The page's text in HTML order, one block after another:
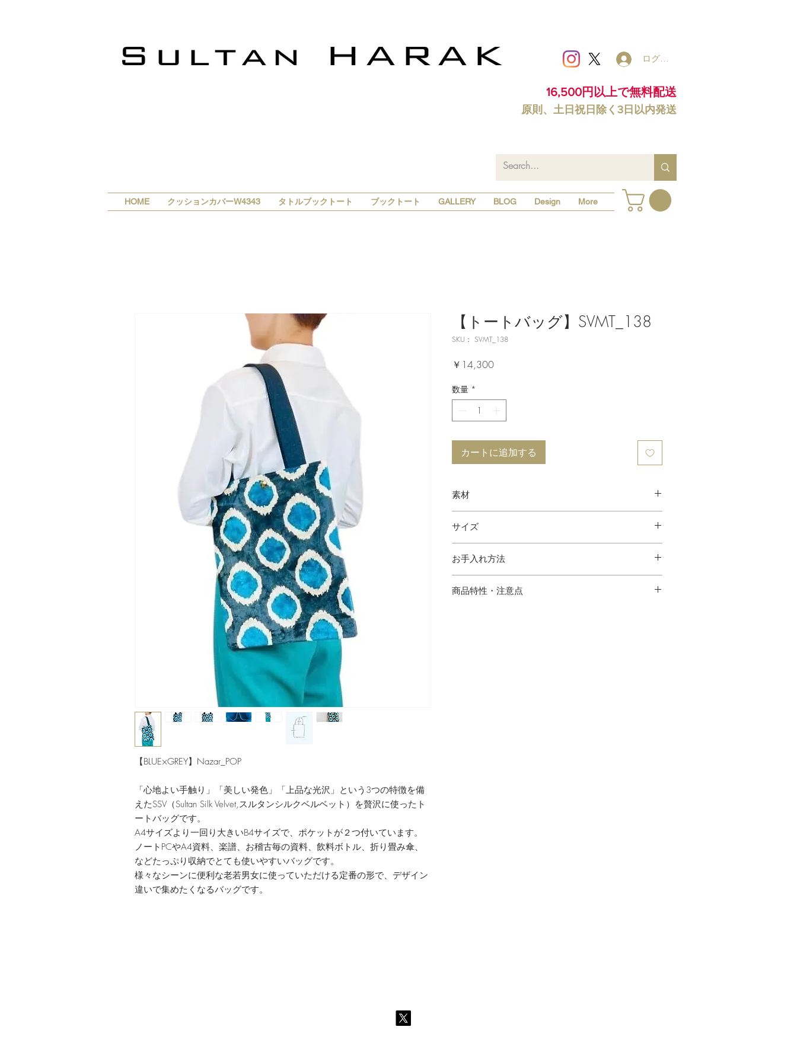
ログイン
16,500円以上で無料配送
原則、土日祝日除く3日以内発送
HOME クッションカバーW4343 タトルブックトート ブックトート GALLERY BLOG Design More
【BLUE×GREY】Nazar_POP
「心地よい手触り」「美しい発色」「上品な光沢」という3つの特徴を備
えたSSV（Sultan Silk Velvet,スルタンシルクベルベット）を贅沢に使ったト
ートバッグです。
A4サイズより一回り大きいB4サイズで、ポケットが２つ付いています。
ノートPCやA4資料、楽譜、お稽古毎の資料、飲料ボトル、折り畳み傘、
などたっぷり収納でとても使いやすいバッグです。
様々なシーンに便利な老若男女に使っていただける定番の形で、デザイン
違いで集めたくなるバッグです。
【トートバッグ】SVMT_138
SKU： SVMT_138
￥14,300価
数量 *
カートに追加する
素材
サイズ
持ち手 25cm
お手入れ方法
商品特性・注意点